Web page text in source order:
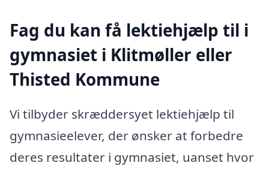
Fag du kan få lektiehjælp til i
gymnasiet i Klitmøller eller
Thisted Kommune
Vi tilbyder skræddersyet lektiehjælp til
gymnasieelever, der ønsker at forbedre
deres resultater i gymnasiet, uanset hvor